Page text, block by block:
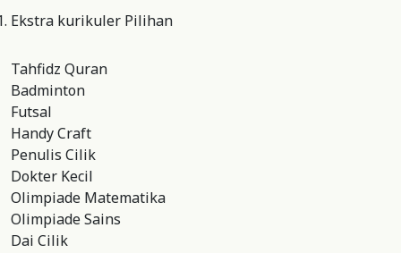
Ekstra kurikuler Pilihan
Tahfidz Quran
Badminton
Futsal
Handy Craft
Penulis Cilik
Dokter Kecil
Olimpiade Matematika
Olimpiade Sains
Dai Cilik